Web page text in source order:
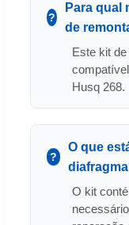
Para qual
de
Este kit
Husq 268.
O que
O kit